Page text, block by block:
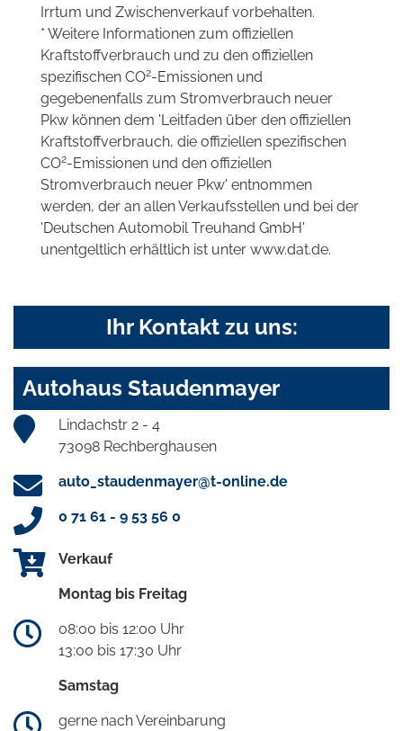
Irrtum und Zwischenverkauf vorbehalten.
* Weitere Informationen zum offiziellen
Kraftstoffverbrauch und zu den offiziellen
spezifischen CO2-Emissionen und
gegebenenfalls zum Stromverbrauch neuer
Pkw können dem 'Leitfaden über den offiziellen
Kraftstoffverbrauch, die offiziellen spezifischen
CO2-Emissionen und den offiziellen
Stromverbrauch neuer Pkw' entnommen
werden, der an allen Verkaufsstellen und bei der
'Deutschen Automobil Treuhand GmbH'
unentgeltlich erhältlich ist unter www.dat.de.
Ihr Kontakt zu uns:
Autohaus Staudenmayer
Lindachstr 2 - 4
73098 Rechberghausen
auto_staudenmayer@t-online.de
0 71 61 - 9 53 56 0
Verkauf
Montag bis Freitag
08:00 bis 12:00 Uhr
13:00 bis 17:30 Uhr
Samstag
gerne nach Vereinbarung